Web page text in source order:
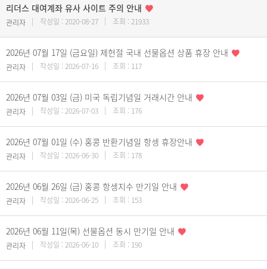
리더스 대여계좌 유사 사이트 주의 안내
관리자 작성일 : 2020-08-27 조회 : 21933
2026년 07월 17일 (금요일) 제헌절 국내 선물옵션 상품 휴장 안내
관리자 작성일 : 2026-07-16 조회 : 117
2026년 07월 03일 (금) 미국 독립기념일 거래시간 안내
관리자 작성일 : 2026-07-03 조회 : 176
2026년 07월 01일 (수) 홍콩 반환기념일 항셍 휴장안내
관리자 작성일 : 2026-06-30 조회 : 178
2026년 06월 26일 (금) 홍콩 항셍지수 만기일 안내
관리자 작성일 : 2026-06-25 조회 : 153
2026년 06월 11일(목) 선물옵션 동시 만기일 안내
관리자 작성일 : 2026-06-10 조회 : 190